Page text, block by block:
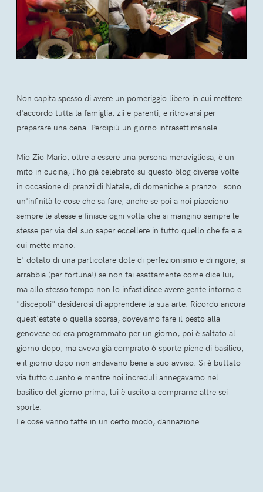
Non capita spesso di avere un pomeriggio libero in cui mettere
d'accordo tutta la famiglia, zii e parenti, e ritrovarsi per
preparare una cena. Perdipiù un giorno infrasettimanale.
Mio Zio Mario, oltre a essere una persona meravigliosa, è un
mito in cucina, l'ho già celebrato su questo blog diverse volte
in occasione di pranzi di Natale, di domeniche a pranzo...sono
un'infinità le cose che sa fare, anche se poi a noi piacciono
sempre le stesse e finisce ogni volta che si mangino sempre le
stesse per via del suo saper eccellere in tutto quello che fa e a
cui mette mano.
E' dotato di una particolare dote di perfezionismo e di rigore, si
arrabbia (per fortuna!) se non fai esattamente come dice lui,
ma allo stesso tempo non lo infastidisce avere gente intorno e
"discepoli" desiderosi di apprendere la sua arte. Ricordo ancora
quest'estate o quella scorsa, dovevamo fare il pesto alla
genovese ed era programmato per un giorno, poi è saltato al
giorno dopo, ma aveva già comprato 6 sporte piene di basilico,
e il giorno dopo non andavano bene a suo avviso. Si è buttato
via tutto quanto e mentre noi increduli annegavamo nel
basilico del giorno prima, lui è uscito a comprarne altre sei
sporte.
Le cose vanno fatte in un certo modo, dannazione.